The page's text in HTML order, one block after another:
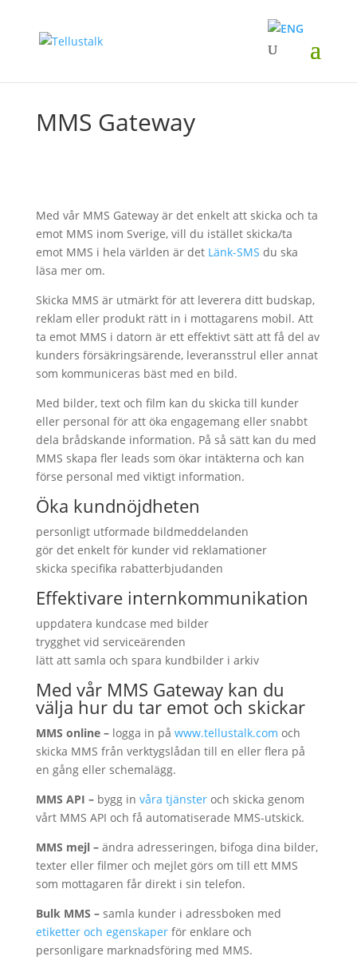
MMS Gateway
Med vår MMS Gateway är det enkelt att skicka och ta
emot MMS inom Sverige, vill du istället skicka/ta
emot MMS i hela världen är det Länk-SMS du ska
läsa mer om.
Skicka MMS är utmärkt för att leverera ditt budskap,
reklam eller produkt rätt in i mottagarens mobil. Att
ta emot MMS i datorn är ett effektivt sätt att få del av
kunders försäkringsärende, leveransstrul eller annat
som kommuniceras bäst med en bild.
Med bilder, text och film kan du skicka till kunder
eller personal för att öka engagemang eller snabbt
dela brådskande information. På så sätt kan du med
MMS skapa fler leads som ökar intäkterna och kan
förse personal med viktigt information.
Öka kundnöjdheten
personligt utformade bildmeddelanden
gör det enkelt för kunder vid reklamationer
skicka specifika rabatterbjudanden
Effektivare internkommunikation
uppdatera kundcase med bilder
trygghet vid serviceärenden
lätt att samla och spara kundbilder i arkiv
Med vår MMS Gateway kan du
välja hur du tar emot och skickar
MMS online –logga in på www.tellustalk.com och
skicka MMS från verktygslådan till en eller flera på
en gång eller schemalägg.
MMS API –bygg in våra tjänsteroch skicka genom
vårt MMS API och få automatiserade MMS-utskick.
MMS mejl – ändra adresseringen, bifoga dina bilder,
texter eller filmer och mejlet görs om till ett MMS
som mottagaren får direkt i sin telefon.
Bulk MMS – samla kunder i adressboken med
etiketter och egenskaperför enklare och
personligare marknadsföring med MMS.